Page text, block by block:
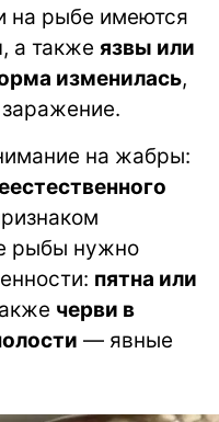
на рыбе имеются
, а также язвы или
изменилась,
на жабры:
рыбы нужно
пятна или
черви в
— явные